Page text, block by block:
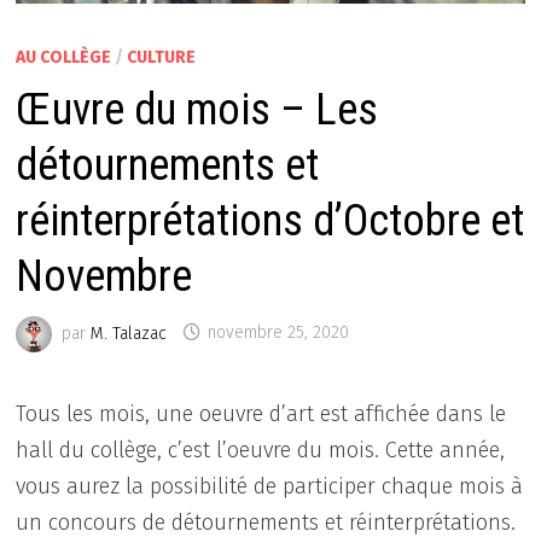
AU COLLÈGE / CULTURE
Œuvre du mois – Les
détournements et
réinterprétations d’Octobre et
Novembre
parM. Talazac novembre 25, 2020
Tous les mois, une oeuvre d’art est affichée dans le
hall du collège, c’est l’oeuvre du mois. Cette année,
vous aurez la possibilité de participer chaque mois à
un concours de détournements et réinterprétations.